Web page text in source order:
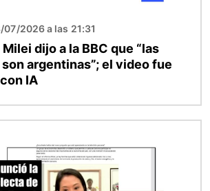
2026 a las 21:31
dijo a la BBC que “las
argentinas”; el video fue
IA